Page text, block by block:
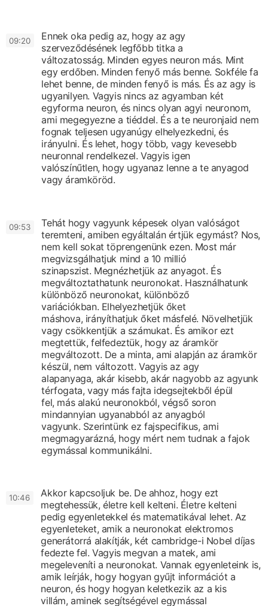
09:20
Ennek oka pedig az, hogy az agy
szerveződésének legfőbb titka a
változatosság. Minden egyes neuron más. Mint
egy erdőben. Minden fenyő más benne. Sokféle fa
lehet benne, de minden fenyő is más. És az agy is
ugyanilyen. Vagyis nincs az agyamban két
egyforma neuron, és nincs olyan agyi neuronom,
ami megegyezne a tiéddel. És a te neuronjaid nem
fognak teljesen ugyanúgy elhelyezkedni, és
irányulni. És lehet, hogy több, vagy kevesebb
neuronnal rendelkezel. Vagyis igen
valószínűtlen, hogy ugyanaz lenne a te anyagod
vagy áramköröd.
09:53
Tehát hogy vagyunk képesek olyan valóságot
teremteni, amiben egyáltalán értjük egymást? Nos,
nem kell sokat töprengenünk ezen. Most már
megvizsgálhatjuk mind a 10 millió
szinapszist. Megnézhetjük az anyagot. És
megváltoztathatunk neuronokat. Használhatunk
különböző neuronokat, különböző
variációkban. Elhelyezhetjük őket
máshova, irányíthatjuk őket másfelé. Növelhetjük
vagy csökkentjük a számukat. És amikor ezt
megtettük, felfedeztük, hogy az áramkör
megváltozott. De a minta, ami alapján az áramkör
készül, nem változott. Vagyis az agy
alapanyaga, akár kisebb, akár nagyobb az agyunk
térfogata, vagy más fajta idegsejtekből épül
fel, más alakú neuronokból, végső soron
mindannyian ugyanabból az anyagból
vagyunk. Szerintünk ez fajspecifikus, ami
megmagyarázná, hogy mért nem tudnak a fajok
egymással kommunikálni.
10:46
Akkor kapcsoljuk be. De ahhoz, hogy ezt
megtehessük, életre kell kelteni. Életre kelteni
pedig egyenletekkel és matematikával lehet. Az
egyenleteket, amik a neuronokat elektromos
generátorrá alakítják, két cambridge-i Nobel díjas
fedezte fel. Vagyis megvan a matek, ami
megeleveníti a neuronokat. Vannak egyenleteink is,
amik leírják, hogy hogyan gyűjt információt a
neuron, és hogy hogyan keletkezik az a kis
villám, aminek segítségével egymással